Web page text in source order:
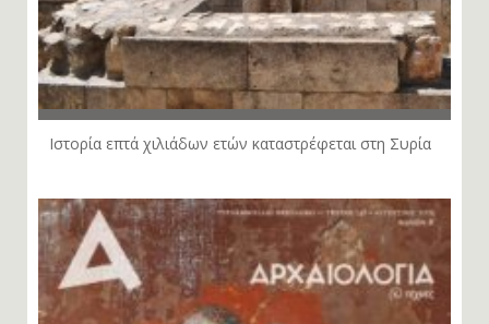
Ιστορία επτά χιλιάδων ετών καταστρέφεται στη Συρία